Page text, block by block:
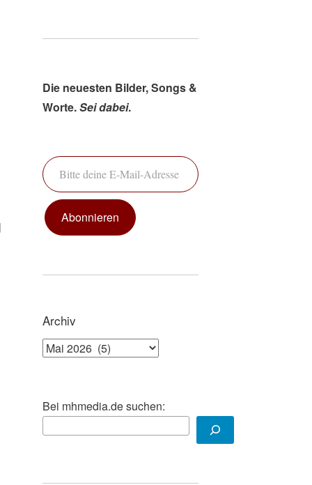
Die neuesten Bilder, Songs &
Worte.Sei dabei.
Bitte deine E-Mail-Adresse ein ...
Abonnieren
Archiv
Archiv
Bei mhmedia.de suchen: